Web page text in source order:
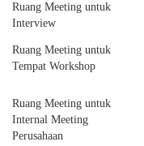
Ruang Meeting untuk
Interview
Ruang Meeting untuk
Tempat Workshop
Ruang Meeting untuk
Internal Meeting
Perusahaan